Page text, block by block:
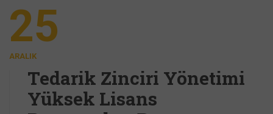
25
ARALIK
Tedarik Zinciri Yönetimi
Yüksek Lisans